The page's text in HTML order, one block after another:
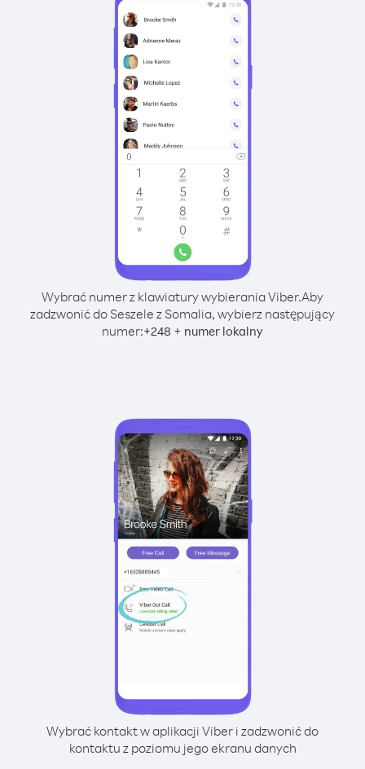
Wybrać numer z klawiatury wybierania Viber.Aby
zadzwonić do Seszele z Somalia, wybierz następujący
numer:+248 + numer lokalny
Wybrać kontakt w aplikacji Viber i zadzwonić do
kontaktu z poziomu jego ekranu danych